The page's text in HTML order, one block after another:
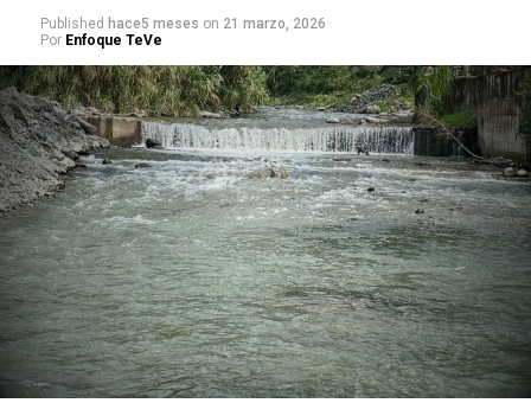
Published hace5 meses on 21 marzo, 2026
Por Enfoque TeVe